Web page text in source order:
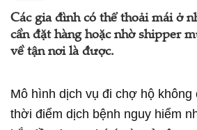
Các gia đình có thể thoải mái ở
cần đặt hàng hoặc nhờ shipper
về tận nơi là được.
Mô hình dịch vụ đi chợ hộ
thời điểm dịch bệnh nguy hiểm